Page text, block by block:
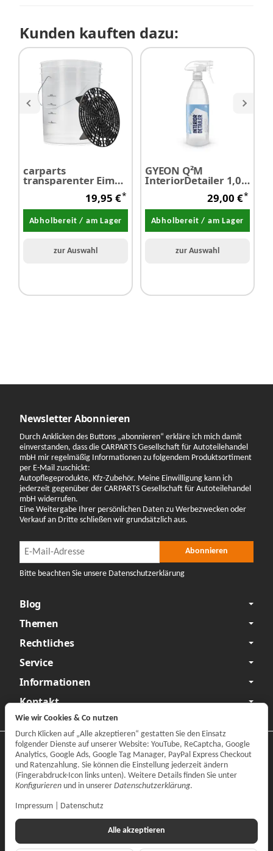
Kunden kauften dazu:
carparts
transparenter Eimer
20 Liter mit
19,95 €*
Abholbereit / am Lager
zur Auswahl
GYEON Q²M
InteriorDetailer 1,0
29,00 €*
Abholbereit / am Lager
zur Auswahl
Newsletter Abonnieren
Durch Anklicken des Buttons „abonnieren“ erkläre ich mich damit
einverstanden, dass die CARPARTS Gesellschaft für Autoteilehandel
mbH mir regelmäßig Informationen zu folgendem Produktsortiment
per E-Mail zuschickt:
Autopflegeprodukte, Kfz-Zubehör. Meine Einwilligung kann ich
jederzeit gegenüber der CARPARTS Gesellschaft für Autoteilehandel
mbH widerrufen.
Eine Weitergabe Ihrer persönlichen Daten zu Werbezwecken oder
Verkauf an Dritte schließen wir grundsätzlich aus.
Newsletter Abonnieren Abonnieren
Bitte beachten Sie unsere Datenschutzerklärung
Blog
Themen
Rechtliches
Service
Informationen
Kontakt
Datenschutzerklärung •Impressum
Vertrag widerrufen
Alle akzeptieren
Wie wir Cookies & Co nutzen
Durch Klicken auf „Alle akzeptieren“ gestatten Sie den Einsatz
folgender Dienste auf unserer Website: YouTube, ReCaptcha, Google
Analytics, Google Ads, Google Tag Manager, PayPal Express Checkout
und Ratenzahlung. Sie können die Einstellung jederzeit ändern
(Fingerabdruck-Icon links unten). Weitere Details finden Sie unter
Konfigurieren und in unserer Datenschutzerklärung.
Impressum Datenschutz